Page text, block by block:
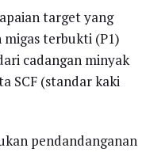
target yang
terbukti (P1)
cadangan minyak
SCF (standar kaki
pendandanganan